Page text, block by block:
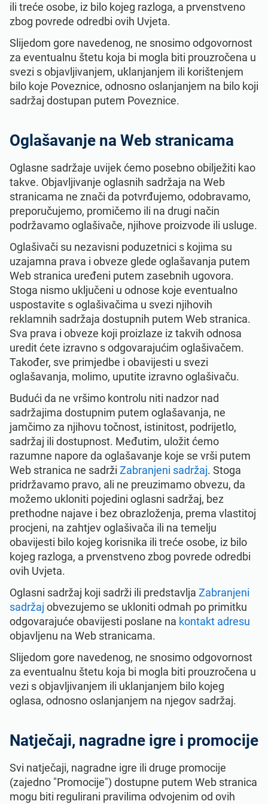
ili treće osobe, iz bilo kojeg razloga, a prvenstveno
zbog povrede odredbi ovih Uvjeta.
Slijedom gore navedenog, ne snosimo odgovornost
za eventualnu štetu koja bi mogla biti prouzročena u
svezi s objavljivanjem, uklanjanjem ili korištenjem
bilo koje Poveznice, odnosno oslanjanjem na bilo koji
sadržaj dostupan putem Poveznice.
Oglašavanje na Web stranicama
Oglasne sadržaje uvijek ćemo posebno obilježiti kao
takve. Objavljivanje oglasnih sadržaja na Web
stranicama ne znači da potvrđujemo, odobravamo,
preporučujemo, promičemo ili na drugi način
podržavamo oglašivače, njihove proizvode ili usluge.
Oglašivači su nezavisni poduzetnici s kojima su
uzajamna prava i obveze glede oglašavanja putem
Web stranica uređeni putem zasebnih ugovora.
Stoga nismo uključeni u odnose koje eventualno
uspostavite s oglašivačima u svezi njihovih
reklamnih sadržaja dostupnih putem Web stranica.
Sva prava i obveze koji proizlaze iz takvih odnosa
uredit ćete izravno s odgovarajućim oglašivačem.
Također, sve primjedbe i obavijesti u svezi
oglašavanja, molimo, uputite izravno oglašivaču.
Budući da ne vršimo kontrolu niti nadzor nad
sadržajima dostupnim putem oglašavanja, ne
jamčimo za njihovu točnost, istinitost, podrijetlo,
sadržaj ili dostupnost. Međutim, uložit ćemo
razumne napore da oglašavanje koje se vrši putem
Web stranica ne sadrži Zabranjeni sadržaj. Stoga
pridržavamo pravo, ali ne preuzimamo obvezu, da
možemo ukloniti pojedini oglasni sadržaj, bez
prethodne najave i bez obrazloženja, prema vlastitoj
procjeni, na zahtjev oglašivača ili na temelju
obavijesti bilo kojeg korisnika ili treće osobe, iz bilo
kojeg razloga, a prvenstveno zbog povrede odredbi
ovih Uvjeta.
Oglasni sadržaj koji sadrži ili predstavlja Zabranjeni
sadržaj obvezujemo se ukloniti odmah po primitku
odgovarajuće obavijesti poslane na kontakt adresu
objavljenu na Web stranicama.
Slijedom gore navedenog, ne snosimo odgovornost
za eventualnu štetu koja bi mogla biti prouzročena u
vezi s objavljivanjem ili uklanjanjem bilo kojeg
oglasa, odnosno oslanjanjem na njegov sadržaj.
Natječaji, nagradne igre i promocije
Svi natječaji, nagradne igre ili druge promocije
(zajedno "Promocije") dostupne putem Web stranica
mogu biti regulirani pravilima odvojenim od ovih